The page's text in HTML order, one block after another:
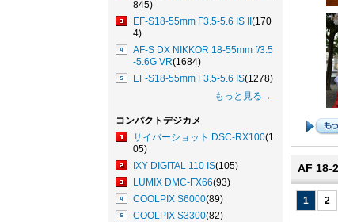
845)
EF-S18-55mm F3.5-5.6 IS II (170
4)
AF-S DX NIKKOR 18-55mm f/3.5
-5.6G VR(1684)
EF-S18-55mm F3.5-5.6 IS(1278)
もっと見る→
コンパクトデジカメ
サイバーショット DSC-RX100(1
05)
IXY DIGITAL 110 IS(105)
LUMIX DMC-FX66(93)
COOLPIX S6000(89)
COOLPIX S3300(82)
AF 18-
1 2